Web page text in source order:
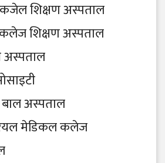
शिक्षण अस्पताल
शिक्षण अस्पताल
अस्पताल
बाल अस्पताल
मेडिकल कलेज